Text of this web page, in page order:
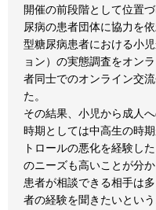
開催の前段階として位置
尿病の患者団体に協力を
型糖尿病患者における小
ョン）の実態調査をオン
者同士でのオンライン交
た。
その結果、小児から成人
時期としては中高生の時
トロールの悪化を経験し
のニーズも高いことが分
患者が相談できる相手は
者の経験を聞きたいとい